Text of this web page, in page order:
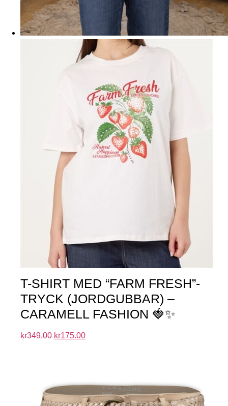
T-SHIRT MED “FARM FRESH”-
TRYCK (JORDGUBBAR) –
CARAMELL FASHION 🍓✨
kr349.00 kr175.00